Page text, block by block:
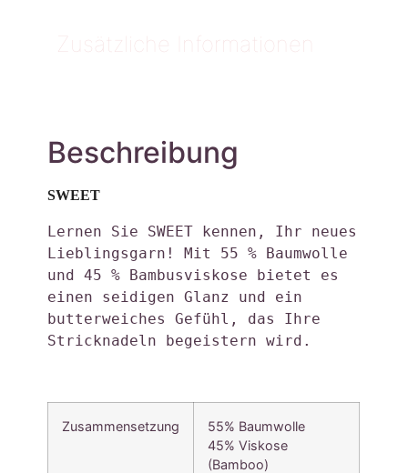
Zusätzliche Informationen
Beschreibung
SWEET
Lernen Sie SWEET kennen, Ihr neues
Lieblingsgarn! Mit 55 % Baumwolle
und 45 % Bambusviskose bietet es
einen seidigen Glanz und ein
butterweiches Gefühl, das Ihre
Stricknadeln begeistern wird.
Zusammensetzung
55% Baumwolle
45% Viskose
(Bamboo)